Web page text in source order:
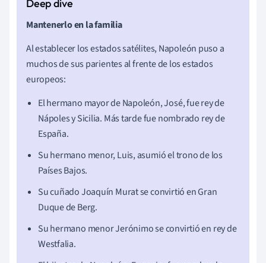
Mantenerlo en la familia
Al establecer los estados satélites, Napoleón puso a
muchos de sus parientes al frente de los estados
europeos:
El hermano mayor de Napoleón, José, fue rey de
Nápoles y Sicilia. Más tarde fue nombrado rey de
España.
Su hermano menor, Luis, asumió el trono de los
Países Bajos.
Su cuñado Joaquín Murat se convirtió en Gran
Duque de Berg.
Su hermano menor Jerónimo se convirtió en rey de
Westfalia.